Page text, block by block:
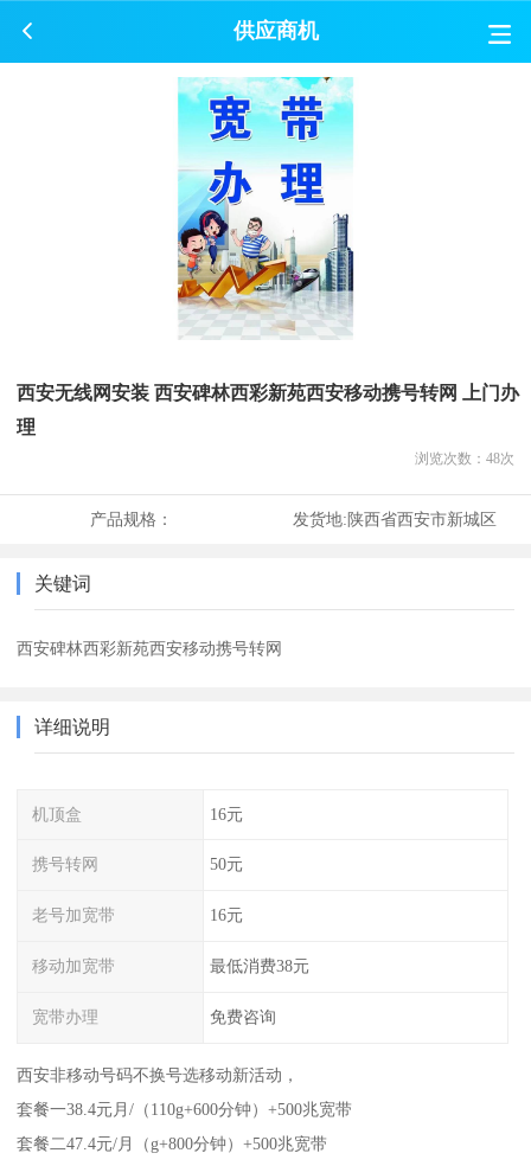
供应商机
西安无线网安装 西安碑林西彩新苑西安移动携号转网 上门办
理
浏览次数： 48次
产品规格： 发货地:陕西省西安市新城区
关键词
西安碑林西彩新苑西安移动携号转网
详细说明
机顶盒 16元
携号转网 50元
老号加宽带 16元
移动加宽带 最低消费38元
宽带办理 免费咨询
西安非移动号码不换号选移动新活动，
套餐一38.4元月/（110g+600分钟）+500兆宽带
套餐二47.4元/月（g+800分钟）+500兆宽带